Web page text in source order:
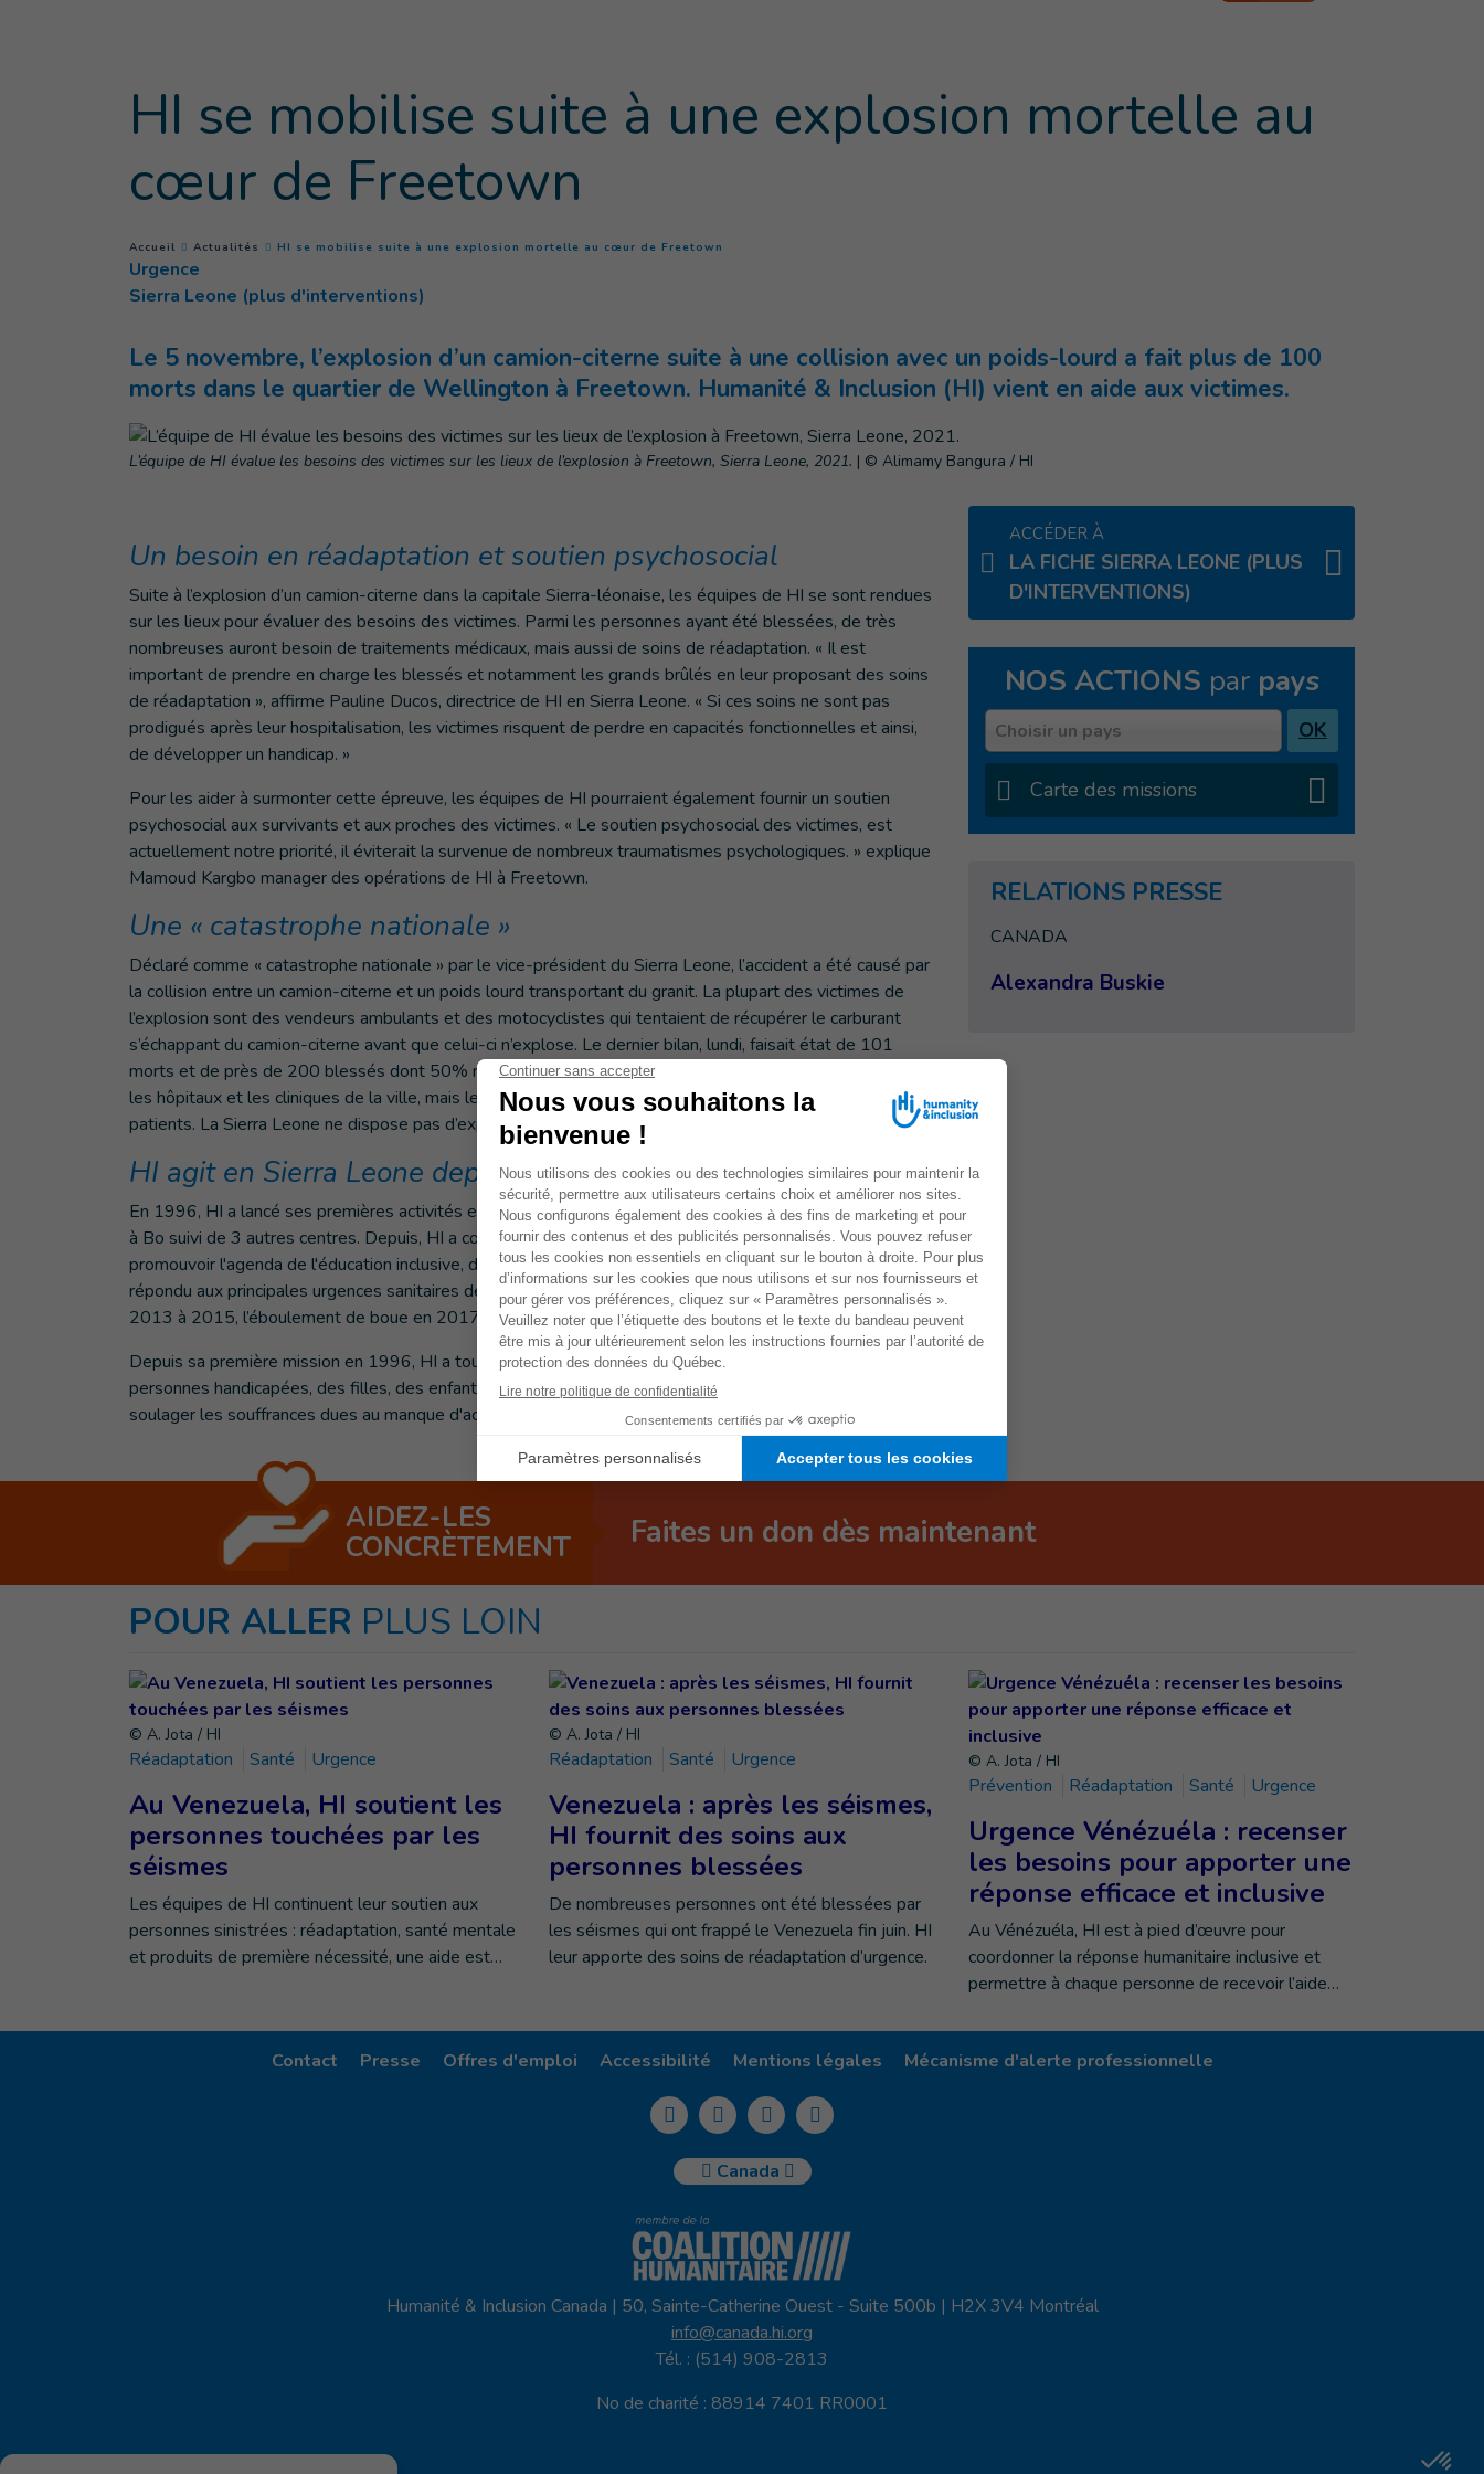
HI se mobilise suite à une explosion mortelle au
cœur de Freetown
You are here :
Accueil Actualités HI se mobilise suite à une explosion mortelle au cœur de Freetown
Urgence
Sierra Leone (plus d'interventions)
Le 5 novembre, l’explosion d’un camion-citerne suite à une collision avec un poids-lourd a fait plus de 100
morts dans le quartier de Wellington à Freetown. Humanité & Inclusion (HI) vient en aide aux victimes.
L’équipe de HI évalue les besoins des victimes sur les lieux de l’explosion à Freetown, Sierra Leone, 2021. | © Alimamy Bangura / HI
Un besoin en réadaptation et soutien psychosocial
Suite à l’explosion d’un camion-citerne dans la capitale Sierra-léonaise, les équipes de HI se sont rendues
sur les lieux pour évaluer des besoins des victimes. Parmi les personnes ayant été blessées, de très
nombreuses auront besoin de traitements médicaux, mais aussi de soins de réadaptation. « Il est
important de prendre en charge les blessés et notamment les grands brûlés en leur proposant des soins
de réadaptation », affirme Pauline Ducos, directrice de HI en Sierra Leone. « Si ces soins ne sont pas
prodigués après leur hospitalisation, les victimes risquent de perdre en capacités fonctionnelles et ainsi,
de développer un handicap. »
Pour les aider à surmonter cette épreuve, les équipes de HI pourraient également fournir un soutien
psychosocial aux survivants et aux proches des victimes. « Le soutien psychosocial des victimes, est
actuellement notre priorité, il éviterait la survenue de nombreux traumatismes psychologiques. » explique
Mamoud Kargbo manager des opérations de HI à Freetown.
Une « catastrophe nationale »
Déclaré comme « catastrophe nationale » par le vice-président du Sierra Leone, l’accident a été causé par
la collision entre un camion-citerne et un poids lourd transportant du granit. La plupart des victimes de
l’explosion sont des vendeurs ambulants et des motocyclistes qui tentaient de récupérer le carburant
s’échappant du camion-citerne avant que celui-ci n’explose. Le dernier bilan, lundi, faisait état de 101
morts et de près de 200 blessés dont 50% ne survivront pas de leur blessure. Tous sont traitées dans
les hôpitaux et les cliniques de la ville, mais les hôpitaux sont débordés en raison de cet afflux brutal de
patients. La Sierra Leone ne dispose pas d’expertise médicale pour soigner les grands brûlés.
HI agit en Sierra Leone depuis 25 ans
En 1996, HI a lancé ses premières activités en Sierra Leone avec l'ouverture d'un centre de réhabilitation
à Bo suivi de 3 autres centres. Depuis, HI a contribué à élever les normes des soins de réhabilitation et à
promouvoir l'agenda de l'éducation inclusive, de la protection et de la santé mentale. HI a également
répondu aux principales urgences sanitaires de la dernière décennie, notamment l'épidémie d'Ebola de
2013 à 2015, l’éboulement de boue en 2017 et la pandémie COVID-19 en cours.
Depuis sa première mission en 1996, HI a touché des dizaines de milliers de personnes, notamment des
personnes handicapées, des filles, des enfants et des femmes qui avaient besoin d'un soutien pour
soulager les souffrances dues au manque d'accès aux services et à la précarité.
ACCÉDER À
LA FICHE SIERRA LEONE (PLUS
D'INTERVENTIONS)
NOS ACTIONS par pays
PaysChoisir un pays OK
Carte des missions
RELATIONS PRESSE
CANADA
Alexandra Buskie
AIDEZ-LES
CONCRÈTEMENT Faites un don dès maintenant
POUR ALLER PLUS LOIN
© A. Jota / HI
Réadaptation Santé Urgence
Au Venezuela, HI soutient les
personnes touchées par les
séismes
Les équipes de HI continuent leur soutien aux
personnes sinistrées : réadaptation, santé mentale
et produits de première nécessité, une aide est…
© A. Jota / HI
Réadaptation Santé Urgence
Venezuela : après les séismes,
HI fournit des soins aux
personnes blessées
De nombreuses personnes ont été blessées par
les séismes qui ont frappé le Venezuela fin juin. HI
leur apporte des soins de réadaptation d’urgence.
© A. Jota / HI
Prévention Réadaptation Santé Urgence
Urgence Vénézuéla : recenser
les besoins pour apporter une
réponse efficace et inclusive
Au Vénézuéla, HI est à pied d’œuvre pour
coordonner la réponse humanitaire inclusive et
permettre à chaque personne de recevoir l’aide…
Contact Presse Offres d'emploi Accessibilité Mentions légales Mécanisme d'alerte professionnelle
Canada
Humanité & Inclusion Canada | 50, Sainte-Catherine Ouest - Suite 500b | H2X 3V4 Montréal
info@canada.hi.org
Tél. : (514) 908-2813
No de charité : 88914 7401 RR0001